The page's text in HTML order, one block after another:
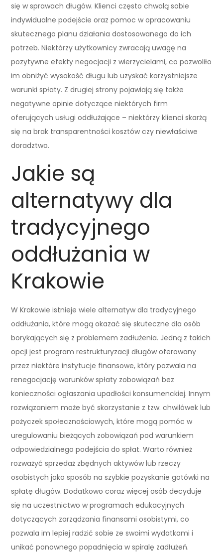
się w sprawach długów. Klienci często chwalą sobie
indywidualne podejście oraz pomoc w opracowaniu
skutecznego planu działania dostosowanego do ich
potrzeb. Niektórzy użytkownicy zwracają uwagę na
pozytywne efekty negocjacji z wierzycielami, co pozwoliło
im obniżyć wysokość długu lub uzyskać korzystniejsze
warunki spłaty. Z drugiej strony pojawiają się także
negatywne opinie dotyczące niektórych firm
oferujących usługi oddłużające – niektórzy klienci skarżą
się na brak transparentności kosztów czy niewłaściwe
doradztwo.
Jakie są
alternatywy dla
tradycyjnego
oddłużania w
Krakowie
W Krakowie istnieje wiele alternatyw dla tradycyjnego
oddłużania, które mogą okazać się skuteczne dla osób
borykających się z problemem zadłużenia. Jedną z takich
opcji jest program restrukturyzacji długów oferowany
przez niektóre instytucje finansowe, który pozwala na
renegocjację warunków spłaty zobowiązań bez
konieczności ogłaszania upadłości konsumenckiej. Innym
rozwiązaniem może być skorzystanie z tzw. chwilówek lub
pożyczek społecznościowych, które mogą pomóc w
uregulowaniu bieżących zobowiązań pod warunkiem
odpowiedzialnego podejścia do spłat. Warto również
rozważyć sprzedaż zbędnych aktywów lub rzeczy
osobistych jako sposób na szybkie pozyskanie gotówki na
spłatę długów. Dodatkowo coraz więcej osób decyduje
się na uczestnictwo w programach edukacyjnych
dotyczących zarządzania finansami osobistymi, co
pozwala im lepiej radzić sobie ze swoimi wydatkami i
unikać ponownego popadnięcia w spiralę zadłużeń.